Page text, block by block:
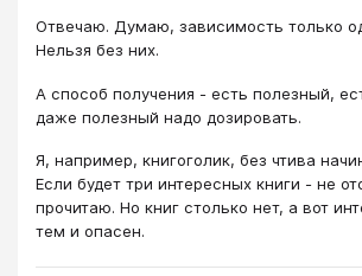
Отвечаю. Думаю, зависимость только
Нельзя без них.
А способ получения - есть полезный,
даже полезный надо дозировать.
Я, например, книгоголик, без чтива
Если будет три интересных книги - не
прочитаю. Но книг столько нет, а вот
тем и опасен.